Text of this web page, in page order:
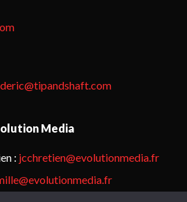
Media
: jcchretien@evolutionmedia.fr